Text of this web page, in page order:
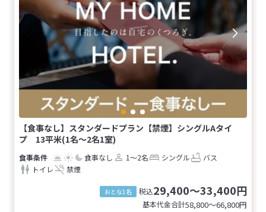
【食事なし】スタンダードプラン【禁煙】シングルAタイ
プ 13平米(1名～2名1室)
食事なし 1～2名 シングル
バス
トイレ
禁煙
おとな1名 税込29,400～33,400円
基本代金合計58,800〜66,800円